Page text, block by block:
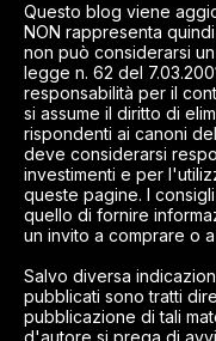
Questo blog viene
NON rappresenta
non può considerarsi
legge n. 62 del
responsabilità per il
si assume il diritto di
rispondenti ai canoni
deve considerarsi
investimenti e per
queste pagine. I
quello di fornire
un invito a comprare o
Salvo diversa
pubblicati sono tratti
pubblicazione di tali
d'autore si prega di